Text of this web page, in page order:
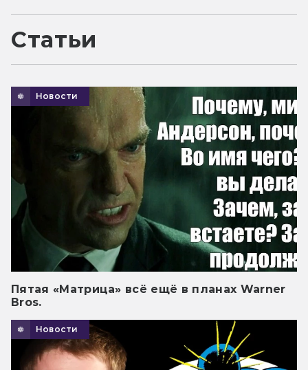
Статьи
Новости
Пятая «Матрица» всё ещё в планах Warner
Bros.
Новости